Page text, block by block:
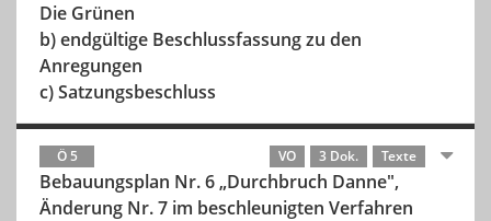
Die Grünen
b) endgültige Beschlussfassung zu den
Anregungen
c) Satzungsbeschluss
Ö 5 VO 3 Dok. Texte
Bebauungsplan Nr. 6 „Durchbruch Danne",
Änderung Nr. 7 im beschleunigten Verfahren